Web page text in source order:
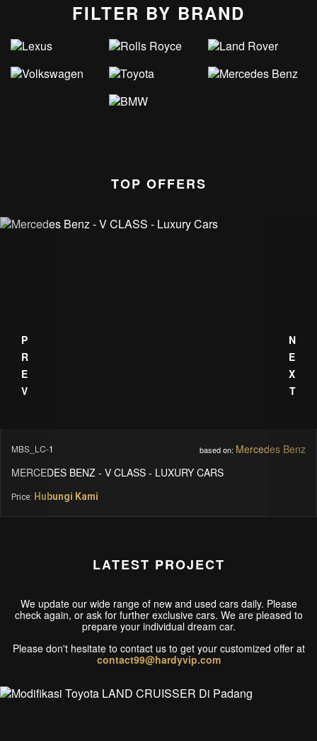
FILTER BY BRAND
TOP OFFERS
MBSHLC002 based on: Mercedes Benz
SPRINTER - HARRIS - LUXURY CLASS 002 MS
Price: Hubungi Kami
PREV NEXT
LATEST PROJECT
We update our wide range of new and used cars daily. Please
check again, or ask for further exclusive cars. We are pleased to
prepare your individual dream car.
Please don't hesitate to contact us to get your customized offer at
contact99@hardyvip.com